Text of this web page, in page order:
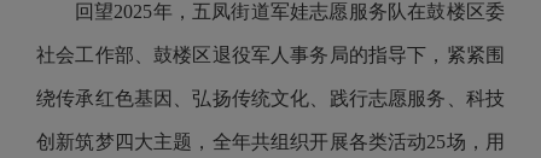
回望2025年，五凤街道军娃志愿服务队在鼓楼区委
社会工作部、鼓楼区退役军人事务局的指导下，紧紧围
绕传承红色基因、弘扬传统文化、践行志愿服务、科技
创新筑梦四大主题，全年共组织开展各类活动25场，用